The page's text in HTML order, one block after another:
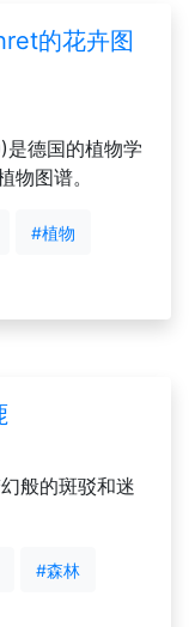
的花卉图
德国的植物学
物图谱。
#植物
般的斑驳和迷
#森林